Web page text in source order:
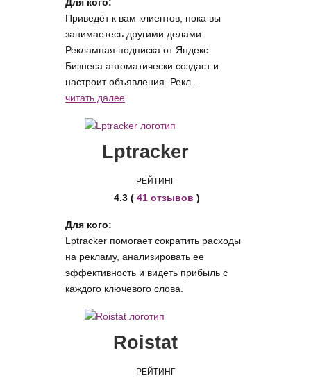
Приведёт к вам клиентов, пока вы
занимаетесь другими делами.
Рекламная подписка от Яндекс
Бизнеса автоматически создаст и
настроит объявления. Рекл...
читать далее
Lptracker
РЕЙТИНГ
4.3 ( 41 отзывов )
Для кого:
Lptracker помогает сократить расходы
на рекламу, анализировать ее
эффективность и видеть прибыль с
каждого ключевого слова.
Roistat
РЕЙТИНГ